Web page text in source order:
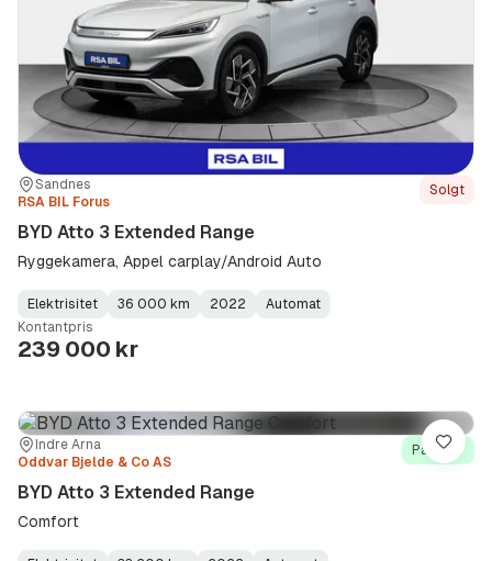
Sted:
Sandnes
Forhandler:
RSA BIL Forus
Solgt
BYD Atto 3 Extended Range
Ryggekamera, Appel carplay/Android Auto
Fuel
Type:
Elektrisitet
Kilometerstand:
36 000 km
Model
Year:
2022
Gearbox
Type:
Automat
Kontantpris
239 000 kr
Sted:Indre Arna
Forhandler:
Oddvar Bjelde & Co AS
På lager
BYD Atto 3 Extended Range
Comfort
Lagre